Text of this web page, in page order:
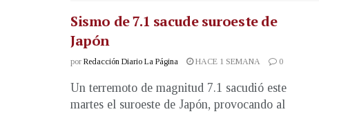
Sismo de 7.1 sacude suroeste de
Japón
por Redacción Diario La Página HACE 1 SEMANA 0
Un terremoto de magnitud 7.1 sacudió este
martes el suroeste de Japón, provocando al